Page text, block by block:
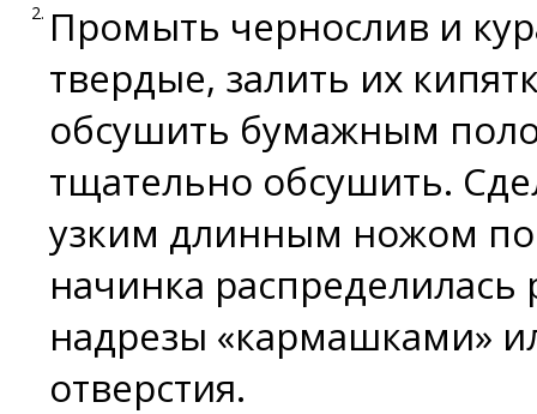
Промыть чернослив и
твердые, залить их
обсушить бумажным
тщательно обсушить.
узким длинным ножом по
начинка
надрезы «кармашками»
отверстия.